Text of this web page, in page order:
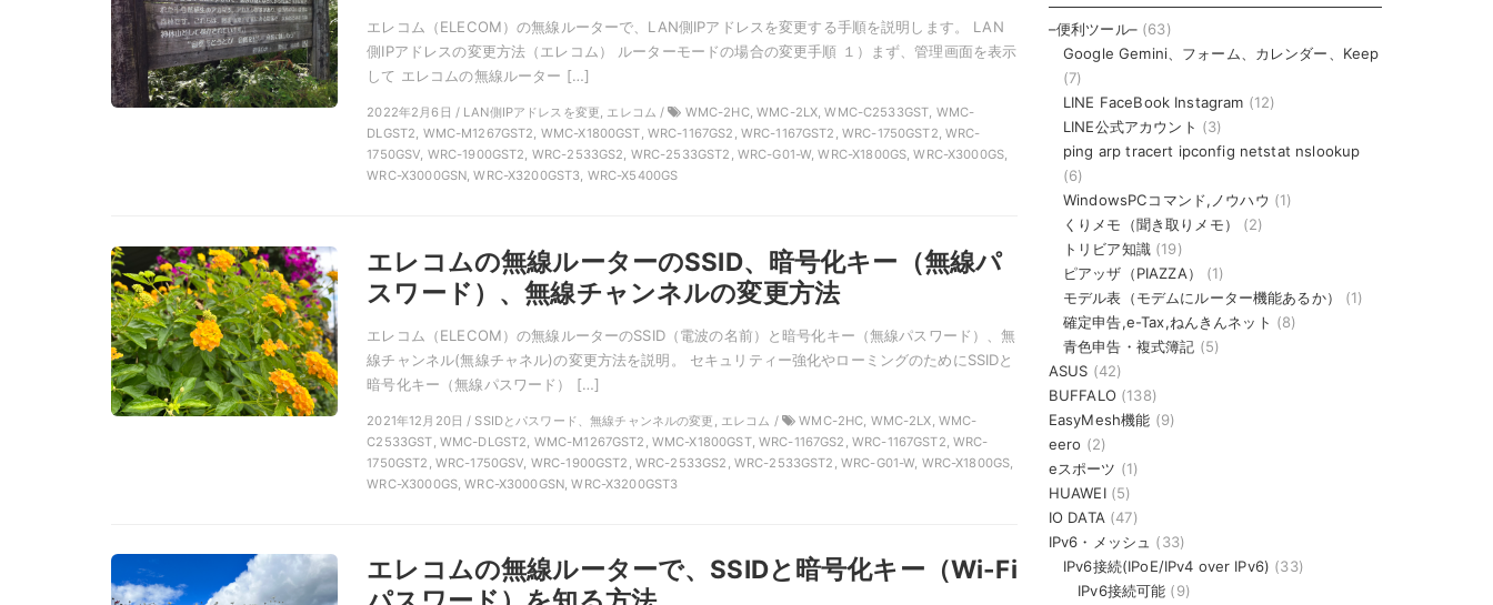
エレコム（ELECOM）の無線ルーターで、LAN側IPアドレスを変更する手順を説明します。 LAN
側IPアドレスの変更方法（エレコム） ルーターモードの場合の変更手順 １）まず、管理画面を表示
して エレコムの無線ルーター […]
2022年2月6日 / LAN側IPアドレスを変更, エレコム /
WMC-2HC, WMC-2LX, WMC-C2533GST, WMC-
DLGST2, WMC-M1267GST2, WMC-X1800GST, WRC-1167GS2, WRC-1167GST2, WRC-1750GST2, WRC-
1750GSV, WRC-1900GST2, WRC-2533GS2, WRC-2533GST2, WRC-G01-W, WRC-X1800GS, WRC-X3000GS,
WRC-X3000GSN, WRC-X3200GST3, WRC-X5400GS
エレコムの無線ルーターのSSID、暗号化キー（無線パ
スワード）、無線チャンネルの変更方法
エレコム（ELECOM）の無線ルーターのSSID（電波の名前）と暗号化キー（無線パスワード）、無
線チャンネル(無線チャネル)の変更方法を説明。 セキュリティー強化やローミングのためにSSIDと
暗号化キー（無線パスワード） […]
2021年12月20日 / SSIDとパスワード、無線チャンネルの変更, エレコム /
WMC-2HC, WMC-2LX, WMC-
C2533GST, WMC-DLGST2, WMC-M1267GST2, WMC-X1800GST, WRC-1167GS2, WRC-1167GST2, WRC-
1750GST2, WRC-1750GSV, WRC-1900GST2, WRC-2533GS2, WRC-2533GST2, WRC-G01-W, WRC-X1800GS,
WRC-X3000GS, WRC-X3000GSN, WRC-X3200GST3
エレコムの無線ルーターで、SSIDと暗号化キー（Wi-Fi
–便利ツール–(63)
Google Gemini、フォーム、カレンダー、Keep
(7)
LINE FaceBook Instagram (12)
LINE公式アカウント (3)
ping arp tracert ipconfig netstat nslookup
(6)
WindowsPCコマンド,ノウハウ (1)
くりメモ（聞き取りメモ）
(2)
トリビア知識(19)
ピアッザ（PIAZZA）
(1)
モデル表（モデムにルーター機能あるか）
(1)
確定申告,e-Tax,ねんきんネット (8)
青色申告・複式簿記 (5)
ASUS (42)
BUFFALO(138)
EasyMesh機能 (9)
eero (2)
eスポーツ (1)
HUAWEI(5)
IO DATA (47)
IPv6・メッシュ (33)
IPv6接続(IPoE/IPv4 over IPv6) (33)
IPv6接続可能 (9)